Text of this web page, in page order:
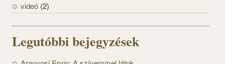
videó (2)
Legutóbbi bejegyzések